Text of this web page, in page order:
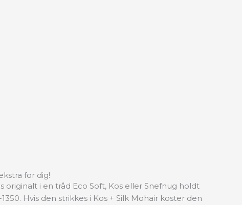
for dig!
originalt i en tråd Eco Soft, Kos eller Snefnug holdt
Hvis den strikkes i Kos + Silk Mohair koster den